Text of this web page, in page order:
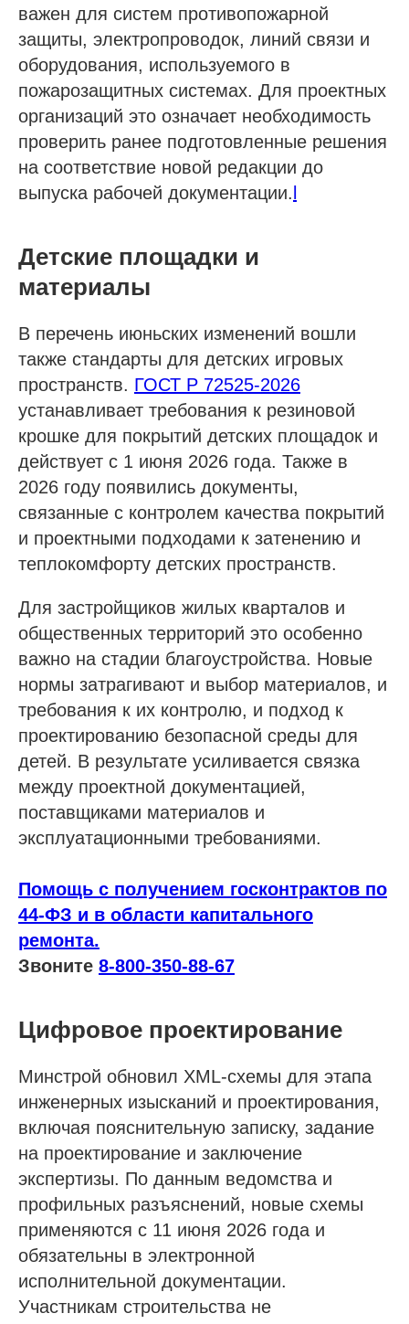
важен для систем противопожарной
защиты, электропроводок, линий связи и
оборудования, используемого в
пожарозащитных системах. Для проектных
организаций это означает необходимость
проверить ранее подготовленные решения
на соответствие новой редакции до
выпуска рабочей документации.
Детские площадки и
материалы
В перечень июньских изменений вошли
также стандарты для детских игровых
пространств. ГОСТ Р 72525-2026
устанавливает требования к резиновой
крошке для покрытий детских площадок и
действует с 1 июня 2026 года. Также в
2026 году появились документы,
связанные с контролем качества покрытий
и проектными подходами к затенению и
теплокомфорту детских пространств.
Для застройщиков жилых кварталов и
общественных территорий это особенно
важно на стадии благоустройства. Новые
нормы затрагивают и выбор материалов, и
требования к их контролю, и подход к
проектированию безопасной среды для
детей. В результате усиливается связка
между проектной документацией,
поставщиками материалов и
эксплуатационными требованиями.
Помощь с получением госконтрактов по
44-ФЗ и в области капитального
ремонта.
Звоните 8-800-350-88-67
Цифровое проектирование
Минстрой обновил XML-схемы для этапа
инженерных изысканий и проектирования,
включая пояснительную записку, задание
на проектирование и заключение
экспертизы. По данным ведомства и
профильных разъяснений, новые схемы
применяются с 11 июня 2026 года и
обязательны в электронной
исполнительной документации.
Участникам строительства не